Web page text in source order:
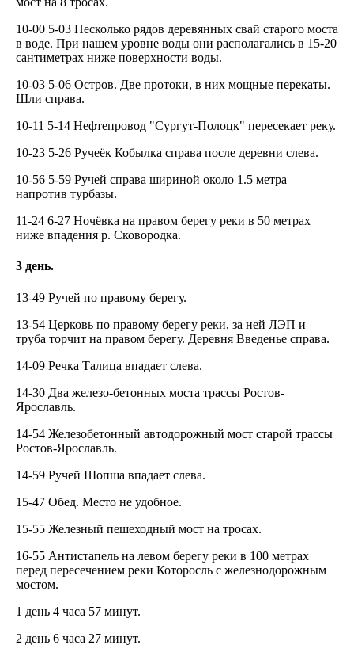
10-00 5-03 Несколько рядов деревянных свай старого моста
в воде. При нашем уровне воды они располагались в 15-20
сантиметрах ниже поверхности воды.
10-03 5-06 Остров. Две протоки, в них мощные перекаты.
Шли справа.
10-11 5-14 Нефтепровод "Сургут-Полоцк" пересекает реку.
10-23 5-26 Ручеёк Кобылка справа после деревни слева.
10-56 5-59 Ручей справа шириной около 1.5 метра
напротив турбазы.
11-24 6-27 Ночёвка на правом берегу реки в 50 метрах
ниже впадения р. Сковородка.
3 день.
13-49 Ручей по правому берегу.
13-54 Церковь по правому берегу реки, за ней ЛЭП и
труба торчит на правом берегу. Деревня Введенье справа.
14-09 Речка Талица впадает слева.
14-30 Два железо-бетонных моста трассы Ростов-
Ярославль.
14-54 Железобетонный автодорожный мост старой трассы
Ростов-Ярославль.
14-59 Ручей Шопша впадает слева.
15-47 Обед. Место не удобное.
15-55 Железный пешеходный мост на тросах.
16-55 Антистапель на левом берегу реки в 100 метрах
перед пересечением реки Которосль с железнодорожным
мостом.
1 день 4 часа 57 минут.
2 день 6 часа 27 минут.